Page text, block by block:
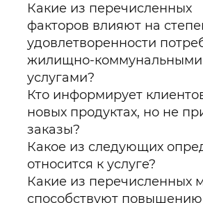
Какие из перечисленных
факторов влияют на
удовлетворенности
жилищно-коммунальными
услугами?
Кто информирует
новых продуктах, но не
заказы?
Какое из следующих
относится к услуге?
Какие из перечисленных
способствуют повышению